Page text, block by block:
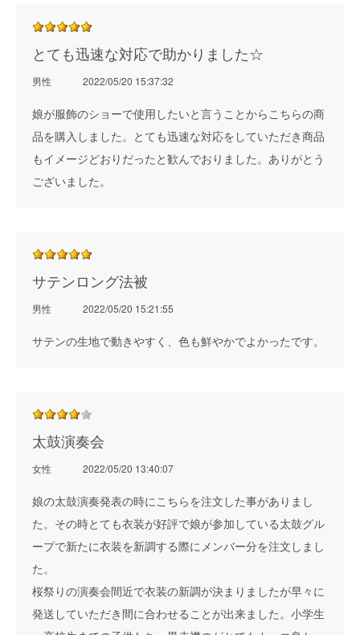
とても迅速な対応で助かりました☆
男性 2022/05/20 15:37:32
娘が服飾のショーで使用したいと言うことからこちらの商
品を購入しました。とても迅速な対応をしていただき商品
もイメージどおりだったと歓んでおりました。ありがとう
ございました。
サテンロング法被
男性 2022/05/20 15:21:55
サテンの生地で動きやすく、色も鮮やかでよかったです。
太鼓演奏会
女性 2022/05/20 13:40:07
娘の太鼓演奏発表の時にこちらを注文した事がありまし
た。その時とても衣装が好評で娘が参加している太鼓グル
ープで新たに衣装を新調する際にメンバー分を注文しまし
た。
桜祭りの演奏会間近で衣装の新調が決まりましたが早々に
発送していただき間に合わせることが出来ました。小学生